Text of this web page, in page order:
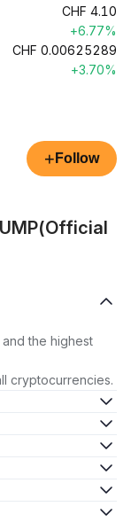
CHF 4.10
+6.77%
CHF 0.00625289
+3.70%
+ Follow
the highest
cryptocurrencies.